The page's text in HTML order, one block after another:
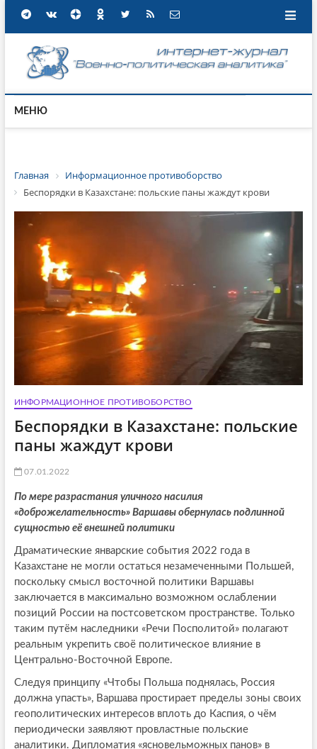
МЕНЮ
Главная
Информационное противоборство
Беспорядки в Казахстане: польские паны жаждут крови
ИНФОРМАЦИОННОЕ ПРОТИВОБОРСТВО
Беспорядки в Казахстане: польские
паны жаждут крови
07.01.2022
По мере разрастания уличного насилия
«доброжелательность» Варшавы обернулась подлинной
сущностью её внешней политики
Драматические январские события 2022 года в
Казахстане не могли остаться незамеченными Польшей,
поскольку смысл восточной политики Варшавы
заключается в максимально возможном ослаблении
позиций России на постсоветском пространстве. Только
таким путём наследники «Речи Посполитой» полагают
реальным укрепить своё политическое влияние в
Центрально-Восточной Европе.
Следуя принципу «Чтобы Польша поднялась, Россия
должна упасть», Варшава простирает пределы зоны своих
геополитических интересов вплоть до Каспия, о чём
периодически заявляют провластные польские
аналитики. Дипломатия «ясновельможных панов» в